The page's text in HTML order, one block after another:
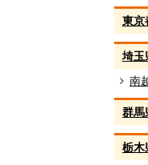
東京
埼玉
南
群馬
栃木